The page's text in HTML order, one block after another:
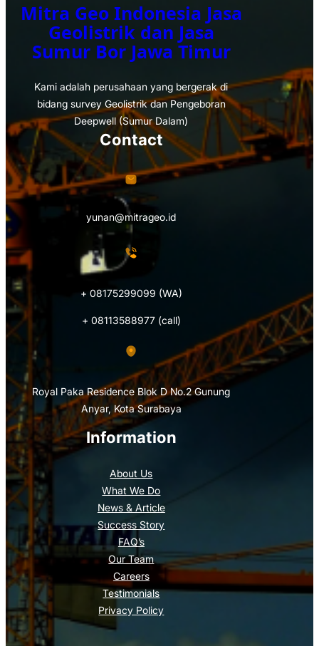
Mitra Geo Indonesia Jasa
Geolistrik dan Jasa
Sumur Bor Jawa Timur
Kami adalah perusahaan yang bergerak di
bidang survey Geolistrik dan Pengeboran
Deepwell (Sumur Dalam)
Information
About Us
What We Do
News & Article
Success Story
FAQ’s
Our Team
Careers
Testimonials
Privacy Policy
Contact
yunan@mitrageo.id
+ 08175299099 (WA)
+ 08113588977 (call)
Royal Paka Residence Blok D No.2 Gunung
Anyar, Kota Surabaya